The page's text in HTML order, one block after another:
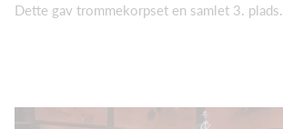
Dette gav trommekorpset en samlet 3. plads.